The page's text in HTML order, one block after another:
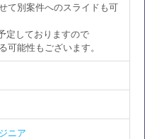
て別案件へのスライドも可
定しておりますので
可能性もございます。
ニア